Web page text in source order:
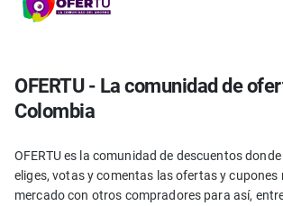
OFERTU - La comunidad de
Colombia
OFERTU es la comunidad de descuentos
eliges, votas y comentas las ofertas y cupones
mercado con otros compradores para así,